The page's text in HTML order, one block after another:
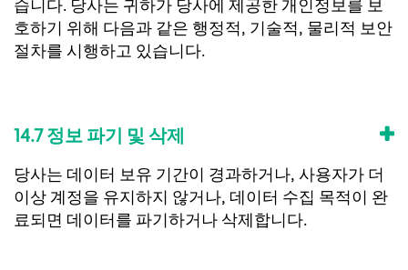
습니다. 당사는 귀하가 당사에 제공한 개인정보를 보
호하기 위해 다음과 같은 행정적, 기술적, 물리적 보안
절차를 시행하고 있습니다.
14.7 정보 파기 및 삭제
당사는 데이터 보유 기간이 경과하거나, 사용자가 더
이상 계정을 유지하지 않거나, 데이터 수집 목적이 완
료되면 데이터를 파기하거나 삭제합니다.